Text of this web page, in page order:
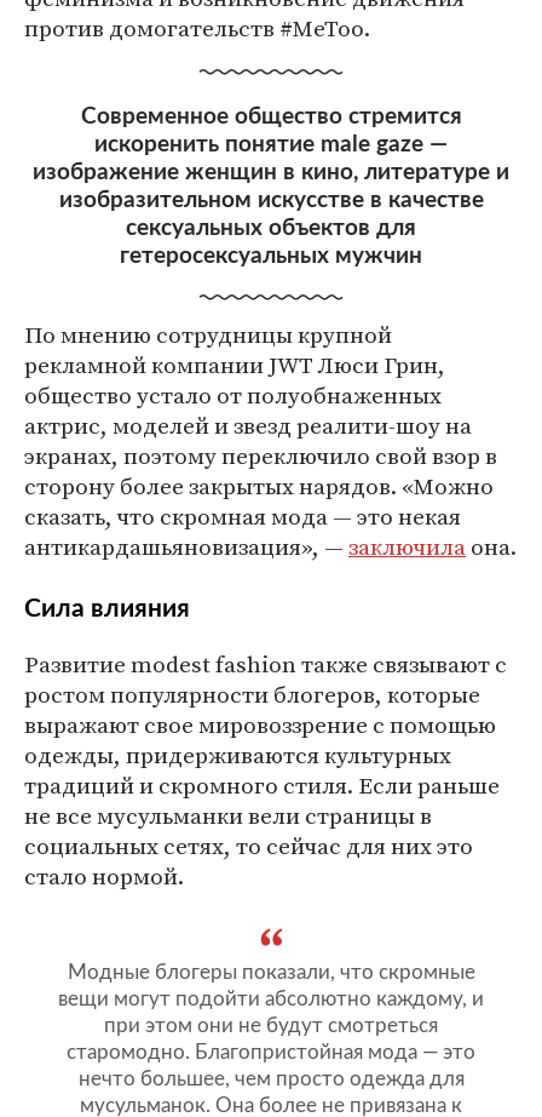
против домогательств #MeToo.
Современное общество стремится
искоренить понятие male gaze —
изображение женщин в кино, литературе и
изобразительном искусстве в качестве
сексуальных объектов для
гетеросексуальных мужчин
По мнению сотрудницы крупной
рекламной компании JWT Люси Грин,
общество устало от полуобнаженных
актрис, моделей и звезд реалити-шоу на
экранах, поэтому переключило свой взор в
сторону более закрытых нарядов. «Можно
сказать, что скромная мода — это некая
антикардашьяновизация», —заключилаона.
Сила влияния
Развитие modest fashion также связывают с
ростом популярности блогеров, которые
выражают свое мировоззрение с помощью
одежды, придерживаются культурных
традиций и скромного стиля. Если раньше
не все мусульманки вели страницы в
социальных сетях, то сейчас для них это
стало нормой.
Модные блогеры показали, что скромные
вещи могут подойти абсолютно каждому, и
при этом они не будут смотреться
старомодно. Благопристойная мода — это
нечто большее, чем просто одежда для
мусульманок. Она более не привязана к